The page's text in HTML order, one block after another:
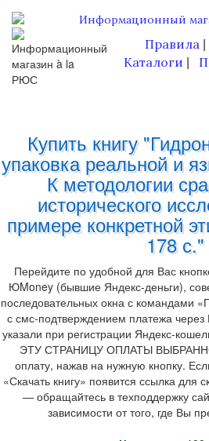
Правила
Каталоги
Купить книгу
упаковка реальной и
К методологии
исторического
примере конкретной
178 с."
Перейдите по удобной для Вас
ЮMoney (бывшие Яндекс-деньги),
последовательных окна с командами
с смс-подтверждением платежа
указали при регистрации Яндекс-
ЭТУ СТРАНИЦУ ОПЛАТЫ
оплату, нажав на нужную кнопку.
«Скачать книгу» появится ссылка для
— обращайтесь в техподдержку
зависимости от того, где Вы